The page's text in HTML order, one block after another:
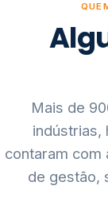
Mais de
contaram com
de gestão,